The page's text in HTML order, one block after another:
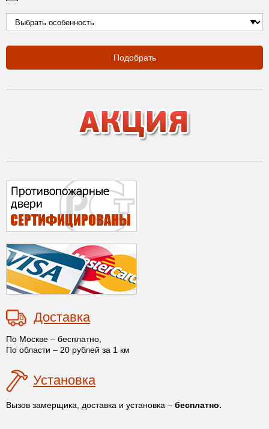
Подобрать
Доставка
По Москве – бесплатно,
По области – 20 рублей за 1 км
Установка
Вызов замерщика, доставка и установка – бесплатно.